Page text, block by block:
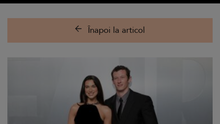
Înapoi la articol